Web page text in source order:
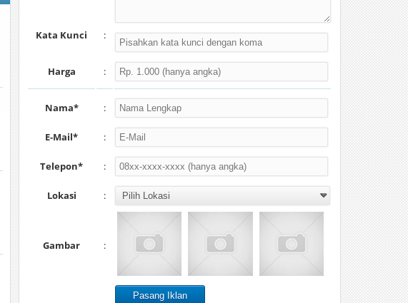
Kata Kunci :
Harga :
Nama* :
E-Mail* :
Telepon* :
Lokasi :
Gambar :